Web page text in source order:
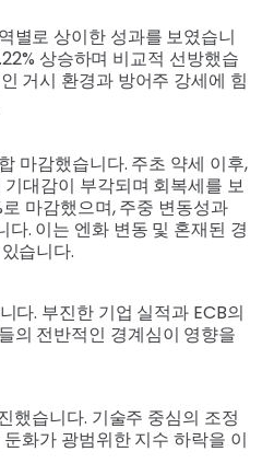
별로 상이한 성과를 보였습니
상승하며 비교적 선방했습
거시 환경과 방어주 강세에 힘
마감했습니다. 주초 약세 이후,
대감이 부각되며 회복세를 보
마감했으며, 주중 변동성과
. 이는 엔화 변동 및 혼재된 경
습니다.
다. 부진한 기업 실적과 ECB의
의 전반적인 경계심이 영향을
했습니다. 기술주 중심의 조정
화가 광범위한 지수 하락을 이